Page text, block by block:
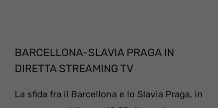
BARCELLONA-SLAVIA PRAGA IN
DIRETTA STREAMING TV
La sfida fra il Barcellona e lo Slavia Praga, in